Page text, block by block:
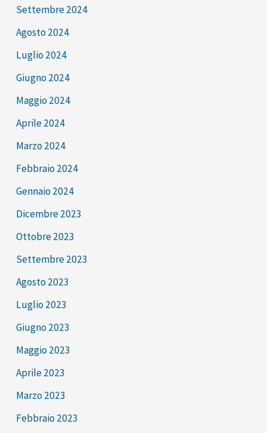
Settembre 2024
Agosto 2024
Luglio 2024
Giugno 2024
Maggio 2024
Aprile 2024
Marzo 2024
Febbraio 2024
Gennaio 2024
Dicembre 2023
Ottobre 2023
Settembre 2023
Agosto 2023
Luglio 2023
Giugno 2023
Maggio 2023
Aprile 2023
Marzo 2023
Febbraio 2023